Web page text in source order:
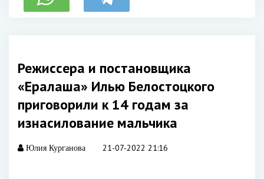
Режиссера и постановщика
«Ералаша» Илью Белостоцкого
приговорили к 14 годам за
изнасилование мальчика
Юлия Курганова 21-07-2022 21:16